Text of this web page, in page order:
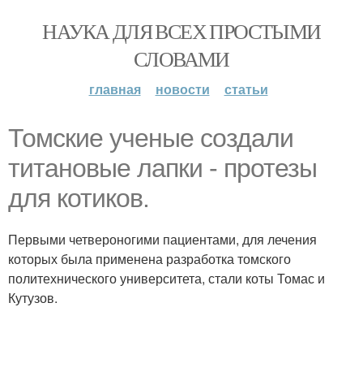
НАУКА ДЛЯ ВСЕХ ПРОСТЫМИ
СЛОВАМИ
главная новости статьи
Томские ученые создали
титановые лапки - протезы
для котиков.
Первыми четвероногими пациентами, для лечения
которых была применена разработка томского
политехнического университета, стали коты Томас и
Кутузов.